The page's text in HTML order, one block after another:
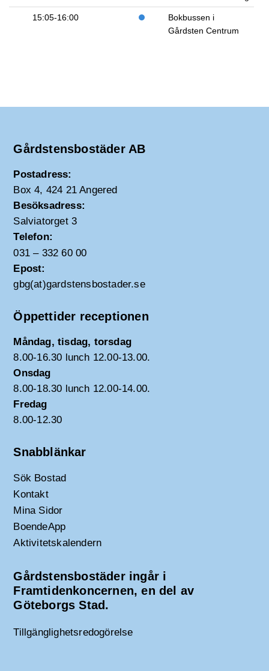
15:05-16:00
Bokbussen i
Gårdsten Centrum
Gårdstensbostäder AB
Postadress:
Box 4, 424 21 Angered
Besöksadress:
Salviatorget 3
Telefon:
031 – 332 60 00
Epost:
gbg(at)gardstensbostader.se
Öppettider receptionen
Måndag, tisdag, torsdag
8.00-16.30 lunch 12.00-13.00.
Onsdag
8.00-18.30 lunch 12.00-14.00.
Fredag
8.00-12.30
Snabblänkar
Sök Bostad
Kontakt
Mina Sidor
BoendeApp
Aktivitetskalendern
Gårdstensbostäder ingår i
Framtidenkoncernen, en del av
Göteborgs Stad.
Tillgänglighetsredogörelse